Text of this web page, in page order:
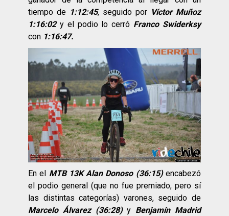
tiempo de 1:12:45, seguido por Víctor Muñoz
1:16:02y el podio lo cerró Franco Swiderksy
con 1:16:47.
En el MTB 13K Alan Donoso (36:15)encabezó
el podio general (que no fue premiado, pero sí
las distintas categorías) varones, seguido de
Marcelo Álvarez (36:28)y Benjamín Madrid